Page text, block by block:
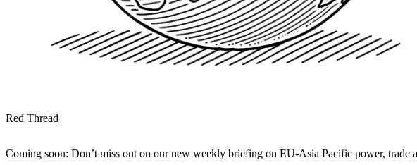
Red Thread
Coming soon: Don’t miss out on our new weekly briefing on EU-Asia Pacific power, trade